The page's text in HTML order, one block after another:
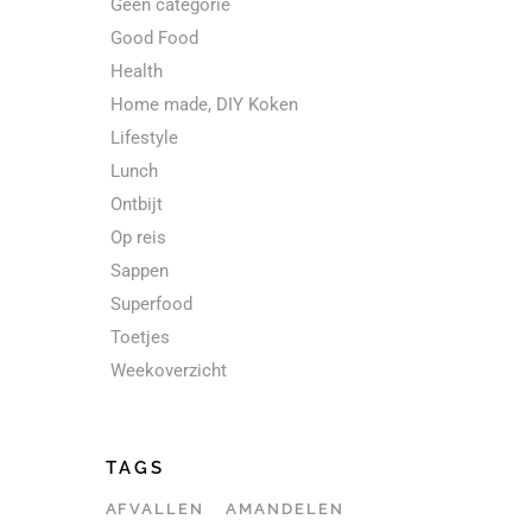
Geen categorie
Good Food
Health
Home made, DIY Koken
Lifestyle
Lunch
Ontbijt
Op reis
Sappen
Superfood
Toetjes
Weekoverzicht
TAGS
AFVALLEN AMANDELEN